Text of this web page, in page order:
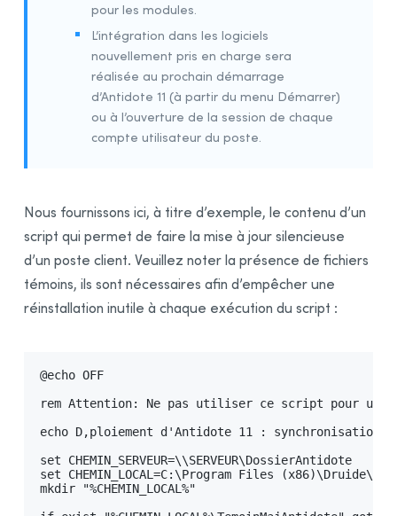
2 - Mise à jour du poste client
6 - Désinstallation
6 - Autres outils de déploiement automatisé
7 - Remote Desktop Services (Terminal Services)
8 - Déploiement par Microsoft Intune
Annexe C : Désinstallation d’une édition antérieure
Annexe D : Lexique
pour les modules.
L’intégration dans les logiciels
nouvellement pris en charge sera
réalisée au prochain démarrage
d’Antidote 11 (à partir du menu Démarrer)
ou à l’ouverture de la session de chaque
compte utilisateur du poste.
Nous fournissons ici, à titre d’exemple, le contenu d’un
script qui permet de faire la mise à jour silencieuse
d’un poste client. Veuillez noter la présence de fichiers
témoins, ils sont nécessaires afin d’empêcher une
réinstallation inutile à chaque exécution du script :
@echo OFF
rem Attention: Ne pas utiliser ce script pour un
echo D‚ploiement d'Antidote 11 :
set CHEMIN_SERVEUR=\\SERVEUR\DossierAntidote
set CHEMIN_LOCAL=C:\Program Files
mkdir "%CHEMIN_LOCAL%"